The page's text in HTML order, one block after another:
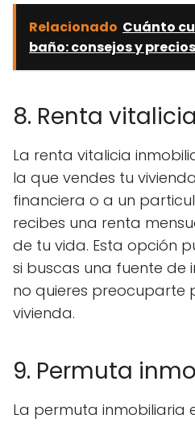
Relacionado Cuánto
baño: consejos y
8. Renta
La renta vitalicia
la que vendes tu
financiera o a un
recibes una renta
de tu vida. Esta opción
si buscas una fuente de
no quieres preocuparte
vivienda.
9. Permuta
La permuta inmobiliaria